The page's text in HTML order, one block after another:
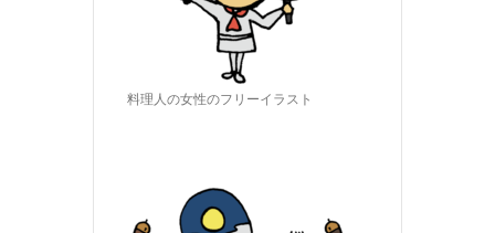
料理人の女性のフリーイラスト